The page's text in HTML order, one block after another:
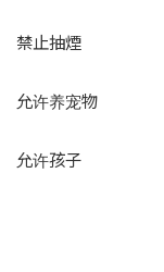
禁止抽煙
允许养宠物
允许孩子